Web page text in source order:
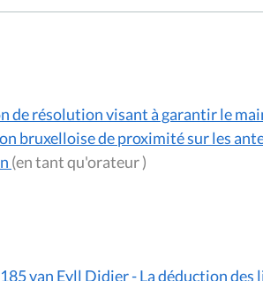
de résolution visant à garantir le
bruxelloise de proximité sur les
(en tant qu'orateur )
van Eyll Didier - La déduction